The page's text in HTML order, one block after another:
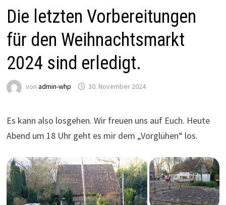
Die letzten Vorbereitungen
für den Weihnachtsmarkt
2024 sind erledigt.
von admin-whp 30. November 2024
Es kann also losgehen. Wir freuen uns auf Euch. Heute
Abend um 18 Uhr geht es mir dem „Vorglühen“ los.